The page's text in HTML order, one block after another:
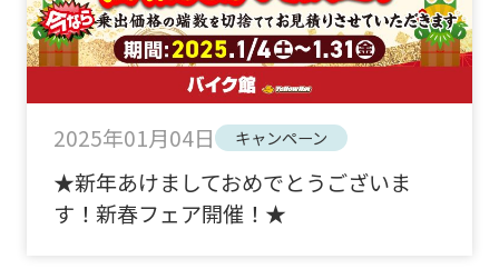
2025年01月04日 キャンペーン
★新年あけましておめでとうございま
す！新春フェア開催！★